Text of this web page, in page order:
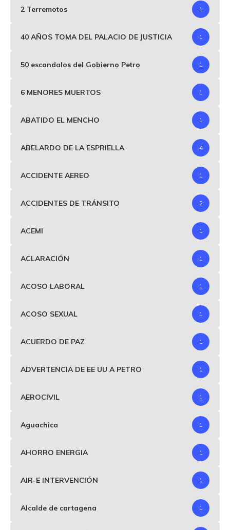
2 Terremotos 1
40 AÑOS TOMA DEL PALACIO DE JUSTICIA 1
50 escandalos del Gobierno Petro 1
6 MENORES MUERTOS 1
ABATIDO EL MENCHO 1
ABELARDO DE LA ESPRIELLA 4
ACCIDENTE AEREO 1
ACCIDENTES DE TRÁNSITO 2
ACEMI 1
ACLARACIÓN 1
ACOSO LABORAL 1
ACOSO SEXUAL 1
ACUERDO DE PAZ 1
ADVERTENCIA DE EE UU A PETRO 1
AEROCIVIL 1
Aguachica 1
AHORRO ENERGIA 1
AIR-E INTERVENCIÓN 1
Alcalde de cartagena 1